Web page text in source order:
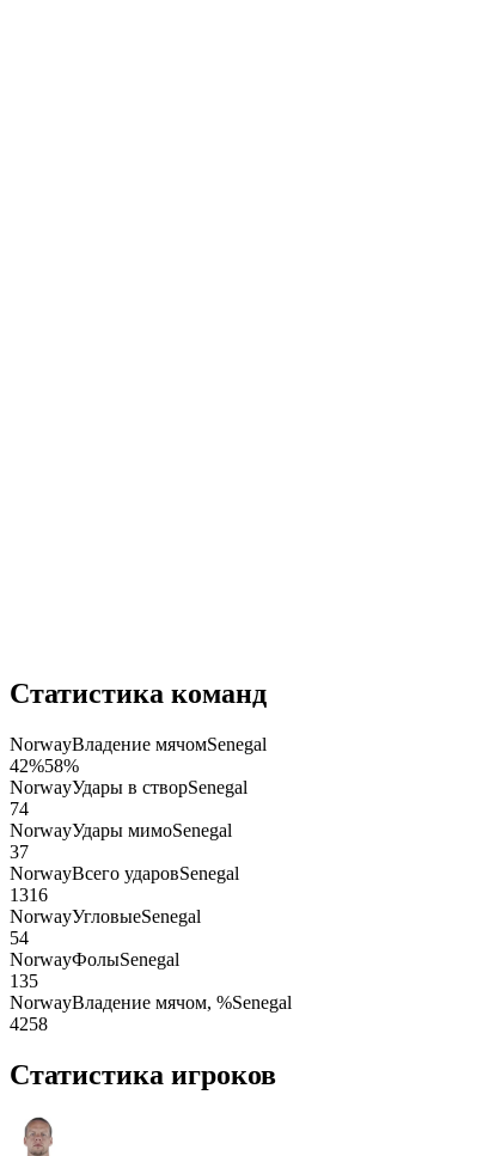
Статистика команд
NorwayВладение мячомSenegal
42%58%
NorwayУдары в створSenegal
74
NorwayУдары мимоSenegal
37
NorwayВсего ударовSenegal
1316
NorwayУгловыеSenegal
54
NorwayФолыSenegal
135
NorwayВладение мячом, %Senegal
4258
Статистика игроков